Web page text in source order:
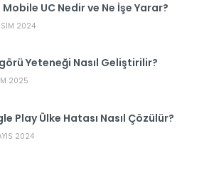
Mobile UC Nedir ve Ne İşe Yarar?
2024
Yeteneği Nasıl Geliştirilir?
2025
Play Ülke Hatası Nasıl Çözülür?
2024